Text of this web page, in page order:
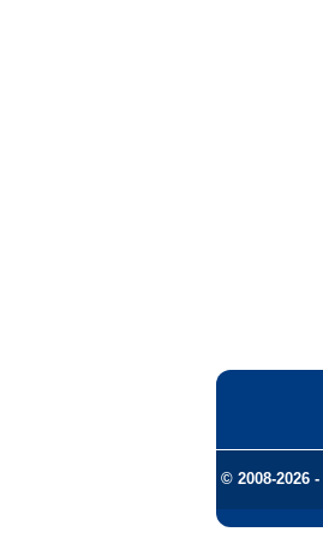
© 2008-2026 -